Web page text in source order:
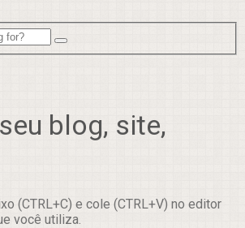
blog, site,
(CTRL+C) e cole (CTRL+V) no editor
você utiliza.